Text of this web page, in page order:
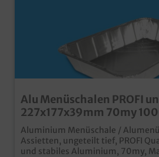
Alu Menüschalen PROFI
227x177x39mm 70my
Aluminium Menüschale /
Assietten, ungeteilt tief, PROFI
und stabiles Aluminium, 70my,